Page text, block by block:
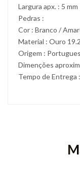
Largura apx. : 5 mm
Pedras :
Cor : Branco /
Material : Ouro
Origem :
Dimenções
Tempo de Entrega